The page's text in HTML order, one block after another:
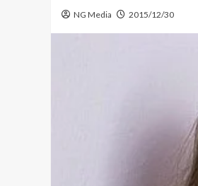
NG Media 2015/12/30